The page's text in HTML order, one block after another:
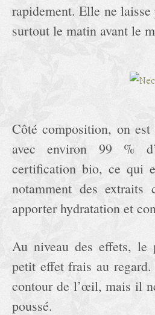
rapidement. Elle ne
surtout le matin avant le
Côté composition, on
avec environ 99 %
certification bio, ce qui
notamment des extraits
apporter hydratation et
Au niveau des effets, le
petit effet frais au
contour de l’œil, mais il
poussé.